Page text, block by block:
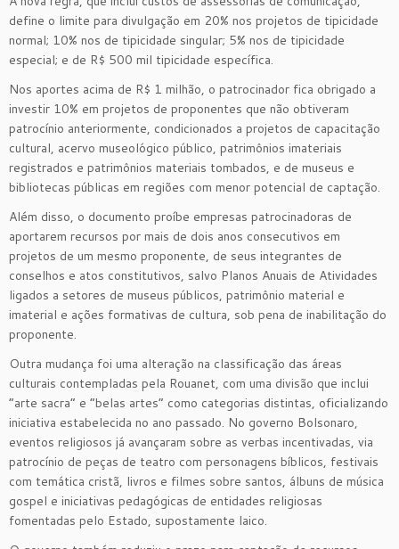
define o limite para divulgação em 20% nos projetos de tipicidade
normal; 10% nos de tipicidade singular; 5% nos de tipicidade
especial; e de R$ 500 mil tipicidade específica.
Nos aportes acima de R$ 1 milhão, o patrocinador fica obrigado a
investir 10% em projetos de proponentes que não obtiveram
patrocínio anteriormente, condicionados a projetos de capacitação
cultural, acervo museológico público, patrimônios imateriais
registrados e patrimônios materiais tombados, e de museus e
bibliotecas públicas em regiões com menor potencial de captação.
Além disso, o documento proíbe empresas patrocinadoras de
aportarem recursos por mais de dois anos consecutivos em
projetos de um mesmo proponente, de seus integrantes de
conselhos e atos constitutivos, salvo Planos Anuais de Atividades
ligados a setores de museus públicos, patrimônio material e
imaterial e ações formativas de cultura, sob pena de inabilitação do
proponente.
Outra mudança foi uma alteração na classificação das áreas
culturais contempladas pela Rouanet, com uma divisão que inclui
“arte sacra” e “belas artes” como categorias distintas, oficializando
iniciativa estabelecida no ano passado. No governo Bolsonaro,
eventos religiosos já avançaram sobre as verbas incentivadas, via
patrocínio de peças de teatro com personagens bíblicos, festivais
com temática cristã, livros e filmes sobre santos, álbuns de música
gospel e iniciativas pedagógicas de entidades religiosas
fomentadas pelo Estado, supostamente laico.